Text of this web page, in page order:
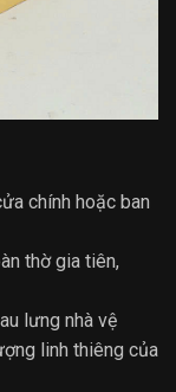
chính hoặc ban
thờ gia tiên,
lưng nhà vệ
linh thiêng của